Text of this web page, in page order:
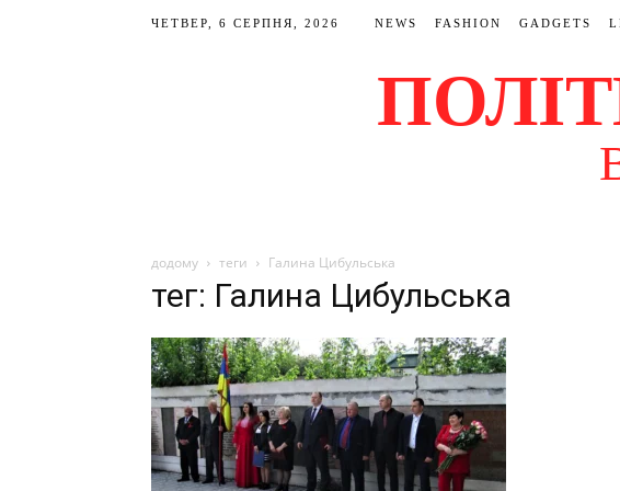
ЧЕТВЕР, 6 СЕРПНЯ, 2026 NEWS FASHION GADGETS
додому теги Галина Цибульська
тег: Галина Цибульська